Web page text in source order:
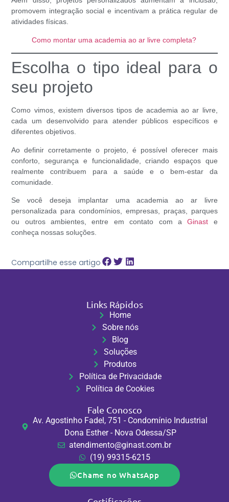
promovem integração social e incentivam a prática regular de
atividades físicas.
Como montar uma academia ao ar livre completa?
Escolha o tipo ideal para o
seu projeto
Como vimos, existem diversos tipos de academia ao ar livre,
cada um desenvolvido para atender públicos específicos e
diferentes objetivos.
Ao definir corretamente o projeto, é possível oferecer mais
conforto, segurança e funcionalidade, criando espaços que
realmente contribuem para a saúde e o bem-estar da
comunidade.
Se você deseja implantar uma academia ao ar livre
personalizada para condomínios, empresas, praças, parques
ou outros ambientes, entre em contato com aGinast e
conheça nossas soluções.
Compartilhe esse artigo
Links Rápidos
Home
Sobre nós
Blog
Soluções
Produtos
Política de Privacidade
Política de Cookies
Fale Conosco
Av. Agostinho Fadel, 751 - Condomínio Industrial
Dona Esther - Nova Odessa/SP
atendimento@ginast.com.br
(19) 99315-6215
Chame no WhatsApp